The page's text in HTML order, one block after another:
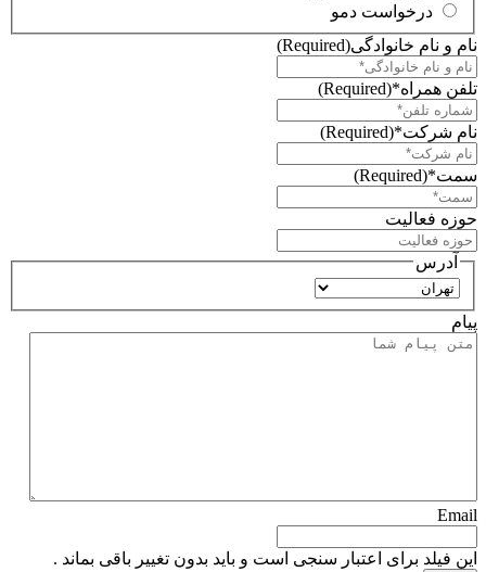
درخواست دمو
نام و نام خانوادگی(Required)
تلفن همراه*(Required)
نام شرکت*(Required)
سمت*(Required)
حوزه فعالیت
آدرس
استان
پیام
Email
این فیلد برای اعتبار سنجی است و باید بدون تغییر باقی بماند .